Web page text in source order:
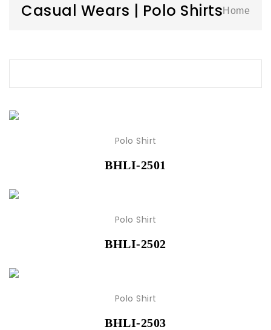
Casual Wears | Polo Shirts Home
Polo Shirt
BHLI-2501
Polo Shirt
BHLI-2502
Polo Shirt
BHLI-2503